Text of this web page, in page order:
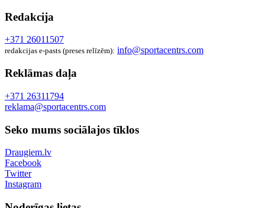
Redakcija
+371 26011507
redakcijas e-pasts (preses relīzēm): info@sportacentrs.com
Reklāmas daļa
+371 26311794
reklama@sportacentrs.com
Seko mums sociālajos tīklos
Draugiem.lv
Facebook
Twitter
Instagram